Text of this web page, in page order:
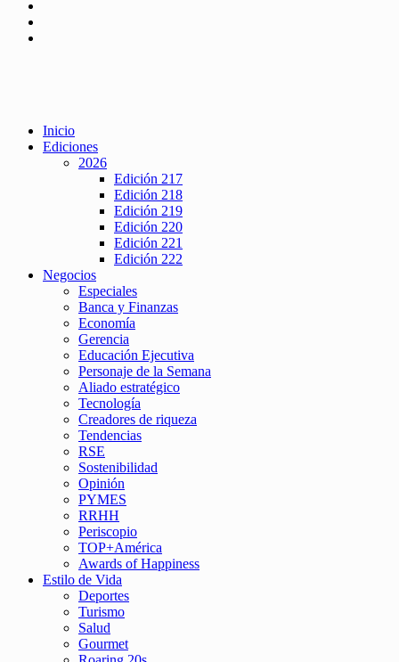
Inicio
Ediciones
2026
Edición 217
Edición 218
Edición 219
Edición 220
Edición 221
Edición 222
Negocios
Especiales
Banca y Finanzas
Economía
Gerencia
Educación Ejecutiva
Personaje de la Semana
Aliado estratégico
Tecnología
Creadores de riqueza
Tendencias
RSE
Sostenibilidad
Opinión
PYMES
RRHH
Periscopio
TOP+América
Awards of Happiness
Estilo de Vida
Deportes
Turismo
Salud
Gourmet